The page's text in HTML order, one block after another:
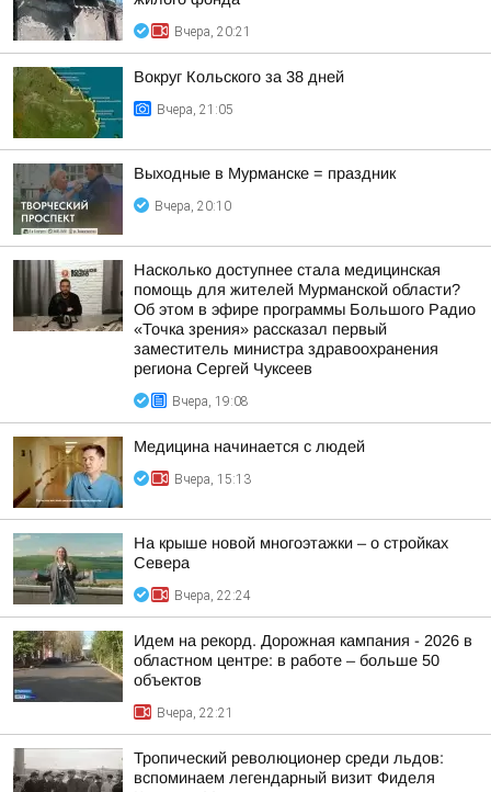
Вчера, 20:21
Вокруг Кольского за 38 дней
Вчера, 21:05
Выходные в Мурманске = праздник
Вчера, 20:10
Насколько доступнее стала медицинская
помощь для жителей Мурманской области?
Об этом в эфире программы Большого Радио
«Точка зрения» рассказал первый
заместитель министра здравоохранения
региона Сергей Чуксеев
Вчера, 19:08
Медицина начинается с людей
Вчера, 15:13
На крыше новой многоэтажки – о стройках
Севера
Вчера, 22:24
Идем на рекорд. Дорожная кампания - 2026 в
областном центре: в работе – больше 50
объектов
Вчера, 22:21
Тропический революционер среди льдов:
вспоминаем легендарный визит Фиделя